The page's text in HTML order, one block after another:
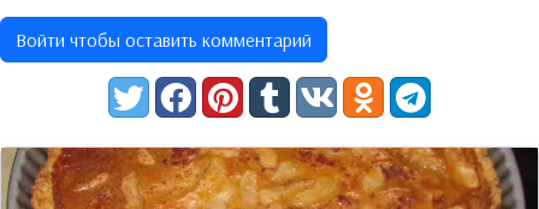
Войти чтобы оставить комментарий